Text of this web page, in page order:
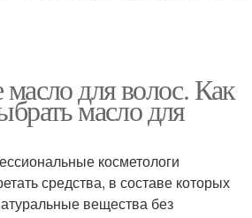
для волос. Как
масло для
косметологи
средства, в составе которых
вещества без